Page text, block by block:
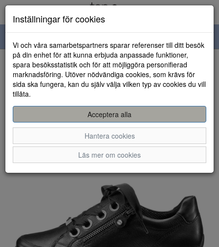
navigation
HEM
Inställningar för cookies
Vi och våra samarbetspartners sparar referenser till ditt besök
på din enhet för att kunna erbjuda anpassade funktioner,
spara besöksstatistik och för att möjliggöra personifierad
marknadsföring. Utöver nödvändiga cookies, som krävs för
sida ska fungera, kan du själv välja vilken typ av cookies du vill
tillåta.
Acceptera alla
Hantera cookies
Läs mer om cookies